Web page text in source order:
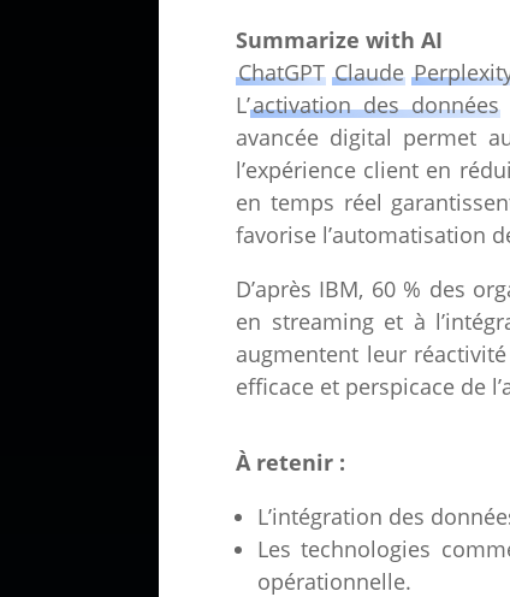
Summarize with AI
ChatGPT Claude
L’activation des données
avancée digital permet
l’expérience client en
en temps réel
favorise l’automatisation
D’après IBM, 60 % des
en streaming et à
augmentent leur
efficace et perspicace de
À retenir :
L’intégration des
Les technologies
opérationnelle.